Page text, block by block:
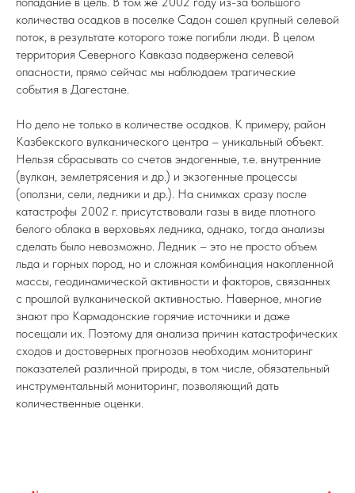
количества осадков в поселке Садон сошел крупный селевой
поток, в результате которого тоже погибли люди. В целом
территория Северного Кавказа подвержена селевой
опасности, прямо сейчас мы наблюдаем трагические
события в Дагестане.
Но дело не только в количестве осадков. К примеру, район
Казбекского вулканического центра – уникальный объект.
Нельзя сбрасывать со счетов эндогенные, т.е. внутренние
(вулкан, землетрясения и др.) и экзогенные процессы
(оползни, сели, ледники и др.). На снимках сразу после
катастрофы 2002 г. присутствовали газы в виде плотного
белого облака в верховьях ледника, однако, тогда анализы
сделать было невозможно. Ледник – это не просто объем
льда и горных пород, но и сложная комбинация накопленной
массы, геодинамической активности и факторов, связанных
с прошлой вулканической активностью. Наверное, многие
знают про Кармадонские горячие источники и даже
посещали их. Поэтому для анализа причин катастрофических
сходов и достоверных прогнозов необходим мониторинг
показателей различной природы, в том числе, обязательный
инструментальный мониторинг, позволяющий дать
количественные оценки.